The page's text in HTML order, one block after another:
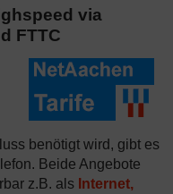
via
FTTC
benötigt wird, gibt es
Beide Angebote
z.B. als Internet,